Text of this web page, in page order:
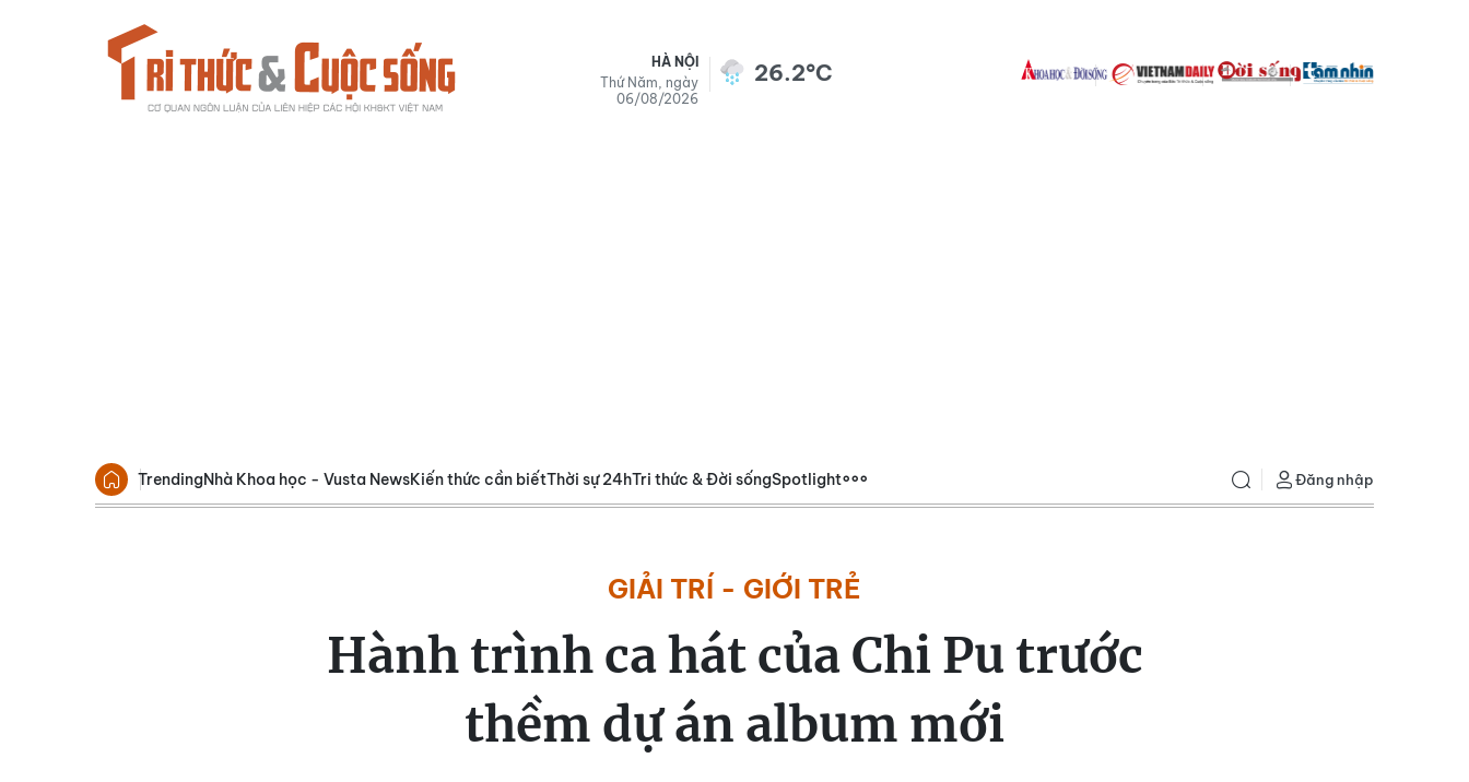
HÀ NỘI
Thứ Năm, ngày
06/08/2026
26.2°C
TrendingNhà Khoa học - Vusta NewsKiến thức cần biếtThời sự 24hTri thức & Đời sốngSpotlight Đăng nhập
GIẢI TRÍ - GIỚI TRẺ
Hành trình ca hát của Chi Pu trước
thềm dự án album mới